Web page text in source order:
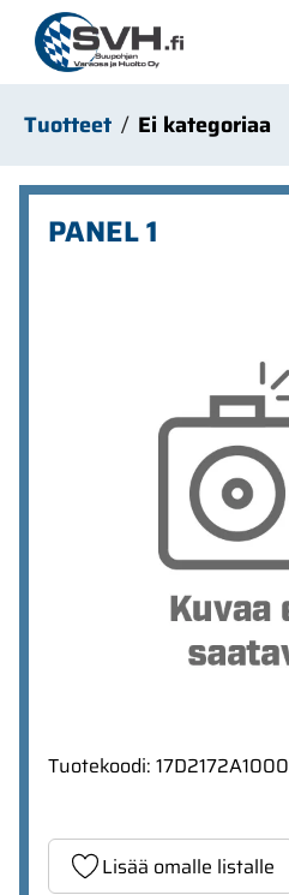
Siirry pääsisältöön
Tuotteet Ei kategoriaa
PANEL 1
Tuotekoodi: 17D2172A1000
Lisää omalle listalle